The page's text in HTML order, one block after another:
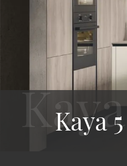
Kaya 5